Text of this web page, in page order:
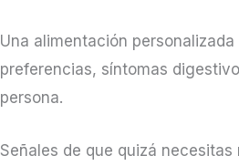
Una alimentación
preferencias, síntomas
persona.
Señales de que quizá